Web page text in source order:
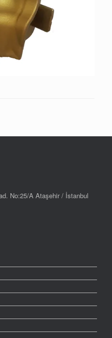
No:25/A Ataşehir / İstanbul